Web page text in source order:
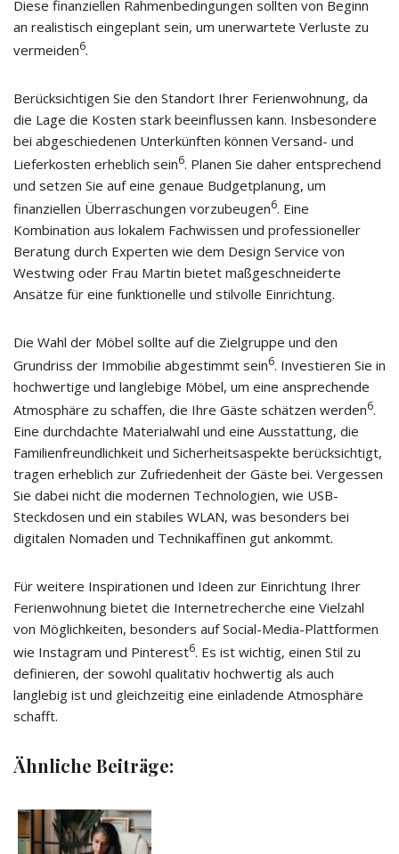
Diese finanziellen Rahmenbedingungen sollten von Beginn
an realistisch eingeplant sein, um unerwartete Verluste zu
vermeiden6.
Berücksichtigen Sie den Standort Ihrer Ferienwohnung, da
die Lage die Kosten stark beeinflussen kann. Insbesondere
bei abgeschiedenen Unterkünften können Versand- und
Lieferkosten erheblich sein6. Planen Sie daher entsprechend
und setzen Sie auf eine genaue Budgetplanung, um
finanziellen Überraschungen vorzubeugen6. Eine
Kombination aus lokalem Fachwissen und professioneller
Beratung durch Experten wie dem Design Service von
Westwing oder Frau Martin bietet maßgeschneiderte
Ansätze für eine funktionelle und stilvolle Einrichtung.
Die Wahl der Möbel sollte auf die Zielgruppe und den
Grundriss der Immobilie abgestimmt sein6. Investieren Sie in
hochwertige und langlebige Möbel, um eine ansprechende
Atmosphäre zu schaffen, die Ihre Gäste schätzen werden6.
Eine durchdachte Materialwahl und eine Ausstattung, die
Familienfreundlichkeit und Sicherheitsaspekte berücksichtigt,
tragen erheblich zur Zufriedenheit der Gäste bei. Vergessen
Sie dabei nicht die modernen Technologien, wie USB-
Steckdosen und ein stabiles WLAN, was besonders bei
digitalen Nomaden und Technikaffinen gut ankommt.
Für weitere Inspirationen und Ideen zur Einrichtung Ihrer
Ferienwohnung bietet die Internetrecherche eine Vielzahl
von Möglichkeiten, besonders auf Social-Media-Plattformen
wie Instagram und Pinterest6. Es ist wichtig, einen Stil zu
definieren, der sowohl qualitativ hochwertig als auch
langlebig ist und gleichzeitig eine einladende Atmosphäre
schafft.
Ähnliche Beiträge: